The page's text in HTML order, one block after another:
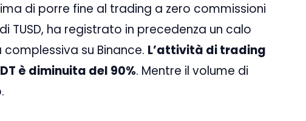
di porre fine al trading a zero commissioni
TUSD, ha registrato in precedenza un calo
su Binance. L’attività di trading
è diminuita del 90%. Mentre il volume di